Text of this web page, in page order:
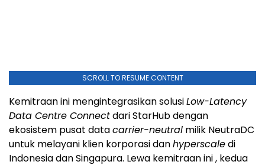
SCROLL TO RESUME CONTENT
Kemitraan ini mengintegrasikan solusiLow-Latency
Data Centre Connectdari StarHub dengan
ekosistem pusat datacarrier-neutral milik NeutraDC
untuk melayani klien korporasi danhyperscaledi
Indonesiadan Singapura. Lewa kemitraan ini , kedua